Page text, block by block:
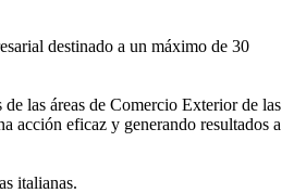
destinado a un máximo de 30
las áreas de Comercio Exterior de las
acción eficaz y generando resultados a
italianas.